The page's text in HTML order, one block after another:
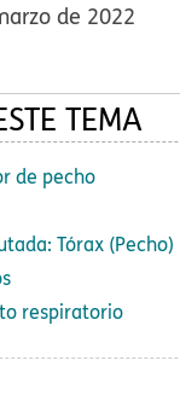
de 2022
TEMA
de pecho
Tórax (Pecho)
respiratorio